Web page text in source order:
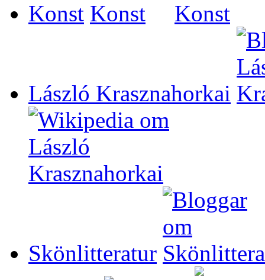
Konst
László Krasznahorkai
Skönlitteratur